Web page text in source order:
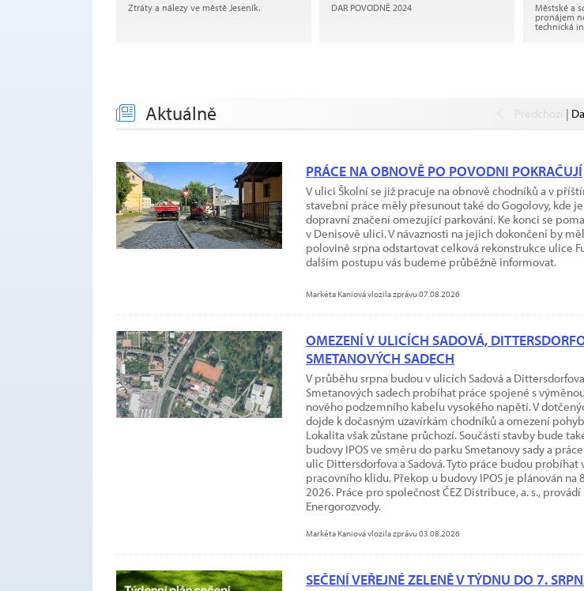
Ztráty a nálezy ve městě Jeseník. DAR POVODNĚ 2024
Městské a
pronájem
technická
Aktuálně |
PRÁCE NA OBNOVĚ PO POVODNI POKRAČUJÍ
V ulici Školní se již pracuje na obnově chodníků a v
stavební práce měly přesunout také do Gogolovy, kde
dopravní značení omezující parkování. Ke konci se
v Denisově ulici. V návaznosti na jejich dokončení by
polovině srpna odstartovat celková rekonstrukce ulice
dalším postupu vás budeme průběžně informovat.
Markéta Kaniová vlozila zprávu 07.08.2026
OMEZENÍ V ULICÍCH SADOVÁ,
SMETANOVÝCH SADECH
V průběhu srpna budou v ulicích Sadová a
Smetanových sadech probíhat práce spojené s
nového podzemního kabelu vysokého napětí. V
dojde k dočasným uzavírkám chodníků a omezení
Lokalita však zůstane průchozí. Součástí stavby bude
budovy IPOS ve směru do parku Smetanovy sady a
ulic Dittersdorfova a Sadová. Tyto práce budou probíhat
pracovního klidu. Překop u budovy IPOS je plánován na
2026. Práce pro společnost ČEZ Distribuce, a. s.,
Energorozvody.
Markéta Kaniová vlozila zprávu 03.08.2026
SEČENÍ VEŘEJNÉ ZELENĚ V TÝDNU DO 7.